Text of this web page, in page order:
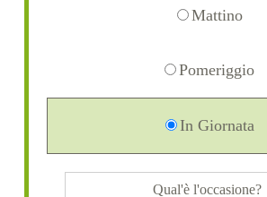
Mattino
Pomeriggio
In Giornata
Qual'è l'occasione?